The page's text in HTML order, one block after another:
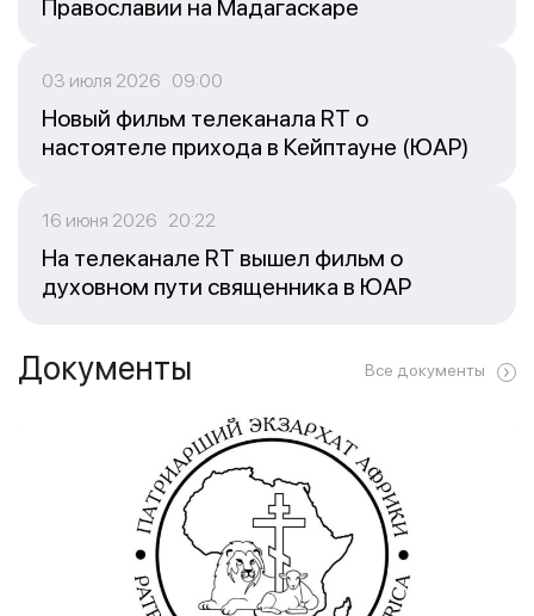
Православии на Мадагаскаре
03 июля 2026 09:00
Новый фильм телеканала RT о
настоятеле прихода в Кейптауне (ЮАР)
16 июня 2026 20:22
На телеканале RT вышел фильм о
духовном пути священника в ЮАР
Документы Все документы